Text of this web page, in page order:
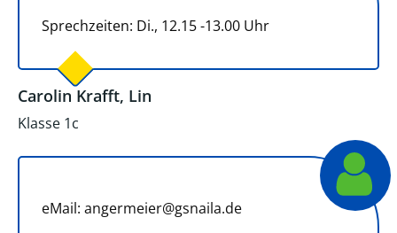
Sprechzeiten: Di., 12.15 -13.00 Uhr
Carolin Krafft, Lin
Klasse 1c
eMail: angermeier@gsnaila.de